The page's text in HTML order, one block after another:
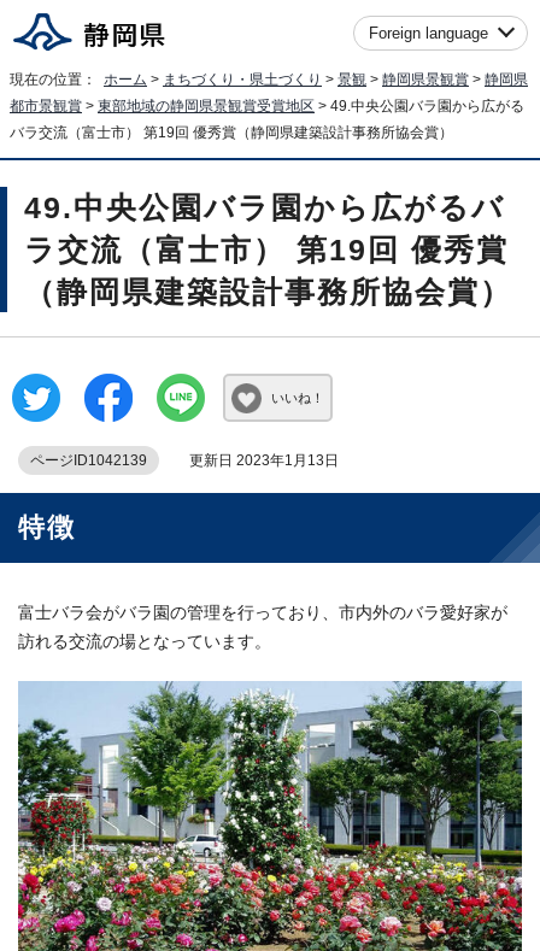
Foreign language
現在の位置： ホーム > まちづくり・県土づくり > 景観 > 静岡県景観賞 > 静岡県
都市景観賞 > 東部地域の静岡県景観賞受賞地区 > 49.中央公園バラ園から広がる
バラ交流（富士市） 第19回 優秀賞（静岡県建築設計事務所協会賞）
49.中央公園バラ園から広がるバ
ラ交流（富士市） 第19回 優秀賞
（静岡県建築設計事務所協会賞）
いいね！
ページID1042139 更新日 2023年1月13日
特徴
富士バラ会がバラ園の管理を行っており、市内外のバラ愛好家が
訪れる交流の場となっています。